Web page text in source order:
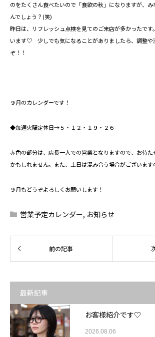
のをたくさん食べたいので「食欲の秋」になりますが、
んでしょう？(笑)
昨日は、リフレッシュ点検を見てのご来店が多かったで
います♡ 少しでも気になることがありましたら、調整や
ぞ！！
９月のカレンダーです！
◆毎週火曜定休日→５・１２・１９・２６
赤色の部分は、店長一人での営業となりますので、お待
かもしれません。また、土日は混み合う場合がございます
９月もどうぞよろしくお願いします！
営業予定カレンダー, お知らせ
最新記事
お客様紹介です♡
2026.08.06